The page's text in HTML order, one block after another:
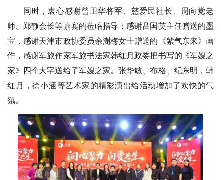
同时，衷心感谢曾卫华将军、慈爱民社长、周向党老
师、郑静会长等嘉宾的莅临指导；感谢吕国英主任赠送的墨
宝，感谢天津市政协委员余澍梅女士赠送的《紫气东来》画
作，感谢军旅作家军旅书法家韩红月政委把书写的《军嫂之
家》四个大字送给了军嫂之家。张华敏、布格、纪东明，韩
红月，徐小涵等艺术家的精彩演出给活动增加了欢快的气
氛。